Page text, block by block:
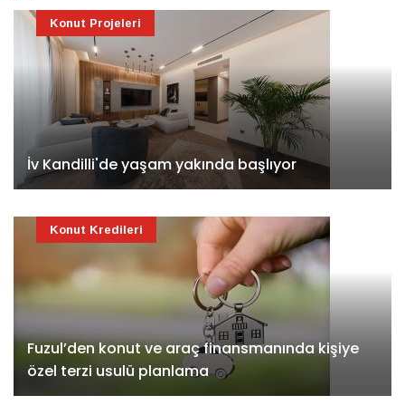
İv Kandilli'de yaşam yakında başlıyor
Konut Projeleri
Fuzul’den konut ve araç finansmanında kişiye
özel terzi usulü planlama
Konut Kredileri